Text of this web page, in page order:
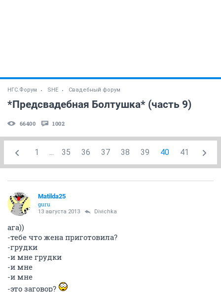
НГС.Форум SHE Свадебный форум
*Предсвадебная Болтушка* (часть 9)
66400 1002
1 ... 35 36 37 38 39 40 41
Matilda25
guru
13 августа 2013 Divichka
ага))
-тебе что жена приготовила?
-грудки
-и мне грудки
-и мне
-и мне
-это заговор?